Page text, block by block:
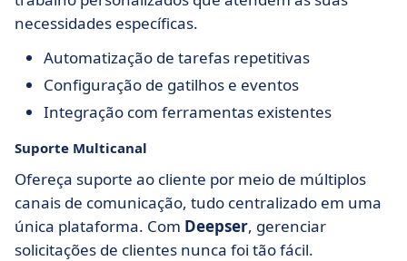
necessidades específicas.
Automatização de tarefas repetitivas
Configuração de gatilhos e eventos
Integração com ferramentas existentes
Suporte Multicanal
Ofereça suporte ao cliente por meio de múltiplos
canais de comunicação, tudo centralizado em uma
única plataforma. Com Deepser, gerenciar
solicitações de clientes nunca foi tão fácil.